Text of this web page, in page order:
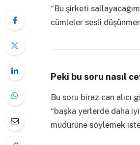
“Bu şirketi
cümleler sesli
Peki bu soru nasıl
Bu soru biraz can alıcı
“başka yerlerde daha
müdürüne söylemek